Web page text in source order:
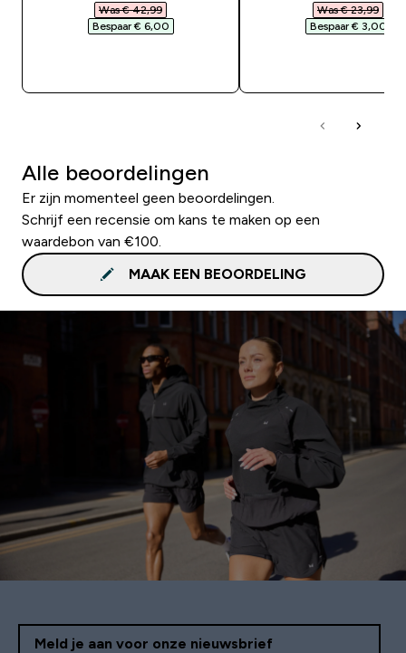
Was € 42,99‎
Bespaar € 6,00‎
Was € 23,99‎
Bespaar € 3,00‎
Alle beoordelingen
Er zijn momenteel geen beoordelingen.
Schrijf een recensie om kans te maken op een
waardebon van €100.
MAAK EEN BEOORDELING
Meld je aan voor onze nieuwsbrief